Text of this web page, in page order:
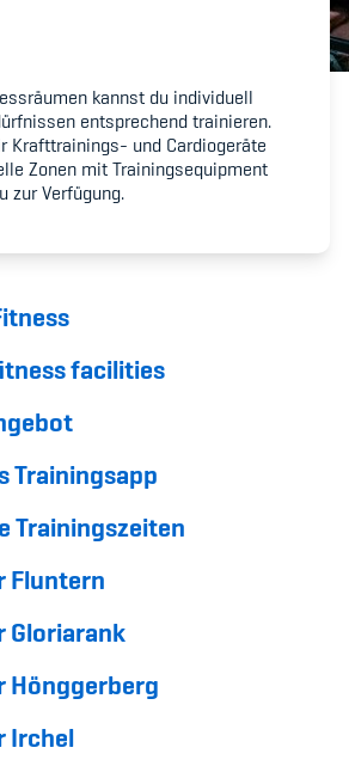
/ FAQkannst du individuell
entsprechend trainieren.
Krafttrainings- und Cardiogeräte
Zonen mit Trainingsequipment
zur Verfügung.
facilities
Trainingsapp
Trainingszeiten
Fluntern
Gloriarank
Hönggerberg
Irchel